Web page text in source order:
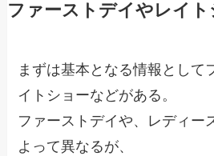
ファーストデイやレイト
まずは基本となる情報として
イトショーなどがある。
ファーストデイや、レディー
よって異なるが、